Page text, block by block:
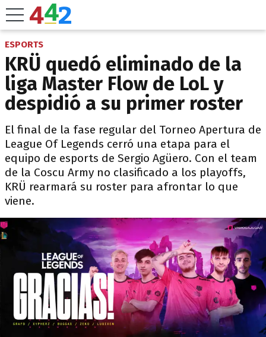
ESPORTS
KRÜ quedó eliminado de la
liga Master Flow de LoL y
despidió a su primer roster
El final de la fase regular del Torneo Apertura de
League Of Legends cerró una etapa para el
equipo de esports de Sergio Agüero. Con el team
de la Coscu Army no clasificado a los playoffs,
KRÜ rearmará su roster para afrontar lo que
viene.